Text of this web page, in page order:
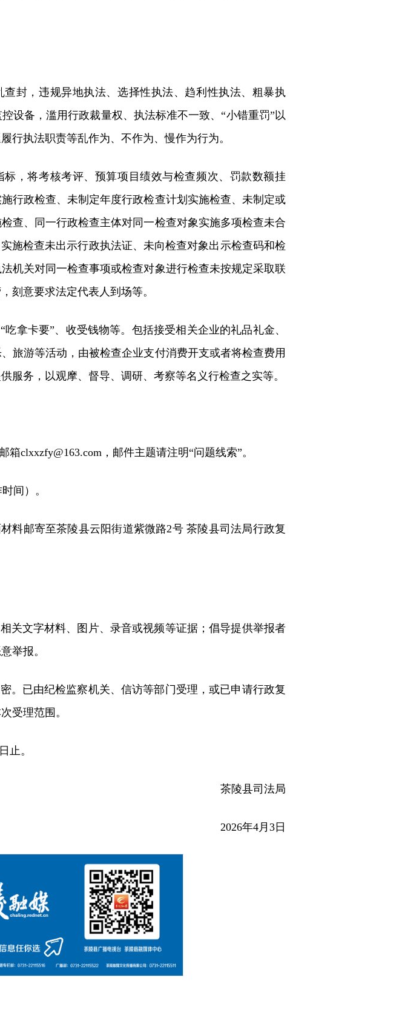
封，违规异地执法、选择性执法、趋利性执法、粗暴执
设备，滥用行政裁量权、执法标准不一致、“小错重罚”以
行执法职责等乱作为、不作为、慢作为行为。
，将考核考评、预算项目绩效与检查频次、罚款数额挂
行政检查、未制定年度行政检查计划实施检查、未制定或
查、同一行政检查主体对同一检查对象实施多项检查未合
施检查未出示行政执法证、未向检查对象出示检查码和检
机关对同一检查事项或检查对象进行检查未按规定采取联
刻意要求法定代表人到场等。
拿卡要”、收受钱物等。包括接受相关企业的礼品礼金、
旅游等活动，由被检查企业支付消费开支或者将检查费用
服务，以观摩、督导、调研、考察等名义行检查之实等。
clxxzfy@163.com，邮件主题请注明“问题线索”。
间）。
料邮寄至茶陵县云阳街道紫微路2号 茶陵县司法局行政复
关文字材料、图片、录音或视频等证据；倡导提供举报者
举报。
。已由纪检监察机关、信访等部门受理，或已申请行政复
受理范围。
止。
茶陵县司法局
2026年4月3日